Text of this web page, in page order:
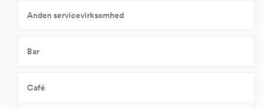
Anden servicevirksomhed
Bar
Café